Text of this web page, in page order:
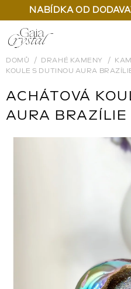
NABÍDKA OD
Přejít
na
obsah
DOMŮ DRAHÉ KAMENY
KOULE S DUTINOU AURA
ACHÁTOVÁ
AURA BRAZÍLIE